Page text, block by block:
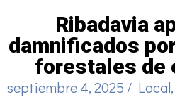
Ribadavia
damnificados
forestales de
septiembre 4, 2025 / Local,